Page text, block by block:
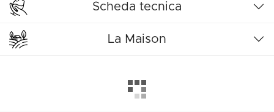
Scheda tecnica
La Maison